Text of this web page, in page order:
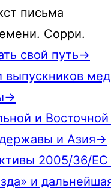
письма
Сорри.
свой путь→
выпускников
и
и Азия→
2005/36/
и